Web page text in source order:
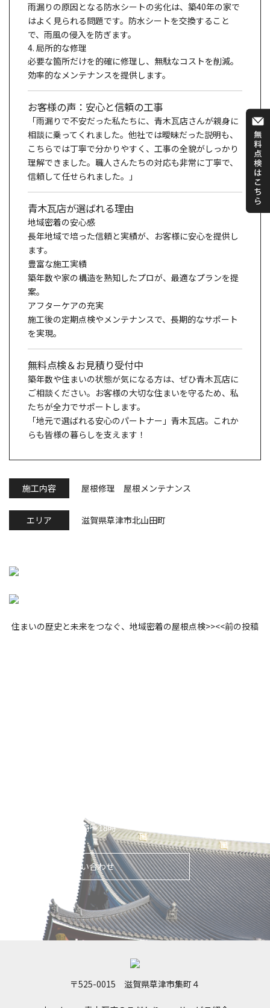
雨漏りの原因となる防水シートの劣化は、築40年の家で
はよく見られる問題です。防水シートを交換すること
で、雨風の侵入を防ぎます。
4. 局所的な修理
必要な箇所だけを的確に修理し、無駄なコストを削減。
効率的なメンテナンスを提供します。
お客様の声：安心と信頼の工事
「雨漏りで不安だった私たちに、青木瓦店さんが親身に
相談に乗ってくれました。他社では曖昧だった説明も、
こちらでは丁寧で分かりやすく、工事の全貌がしっかり
理解できました。職人さんたちの対応も非常に丁寧で、
信頼して任せられました。」
青木瓦店が選ばれる理由
地域密着の安心感
長年地域で培った信頼と実績が、お客様に安心を提供し
ます。
豊富な施工実績
築年数や家の構造を熟知したプロが、最適なプランを提
案。
アフターケアの充実
施工後の定期点検やメンテナンスで、長期的なサポート
を実現。
無料点検＆お見積り受付中
築年数や住まいの状態が気になる方は、ぜひ青木瓦店に
ご相談ください。お客様の大切な住まいを守るため、私
たちが全力でサポートします。
「地元で選ばれる安心のパートナー」青木瓦店。これか
らも皆様の暮らしを支えます！
施工内容 屋根修理 屋根メンテナンス
エリア 滋賀県草津市北山田町
住まいの歴史と未来をつなぐ、地域密着の屋根点検>><<前の投稿
【営業時間】平日9時～18時
メールでのお問い合わせ
〒525-0015 滋賀県草津市集町４